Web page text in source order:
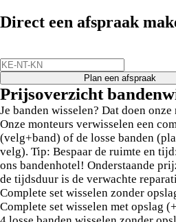
Direct een afspraak
Plan een afspraak
Prijsoverzicht
Je banden wisselen? Dat doen
Onze monteurs verwisselen een
(velg+band) of de losse banden
velg). Tip: Bespaar de ruimte en
ons bandenhotel! Onderstaande
de tijdsduur is de verwachte
Complete set wisselen zonder
Complete set wisselen met opslag